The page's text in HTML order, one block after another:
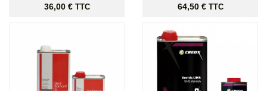
Prix
36,00 € TTC Prix
64,50 € TTC